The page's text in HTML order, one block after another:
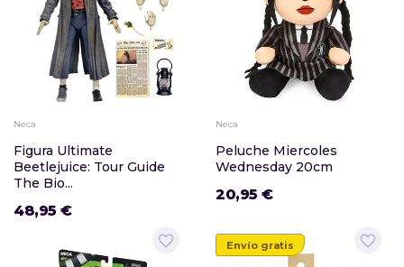
Neca
Figura Ultimate
Beetlejuice: Tour Guide
The Bio...
48,95 €
Neca
Peluche Miercoles
Wednesday 20cm
20,95 €
favorite_border favorite_border
Envío gratis